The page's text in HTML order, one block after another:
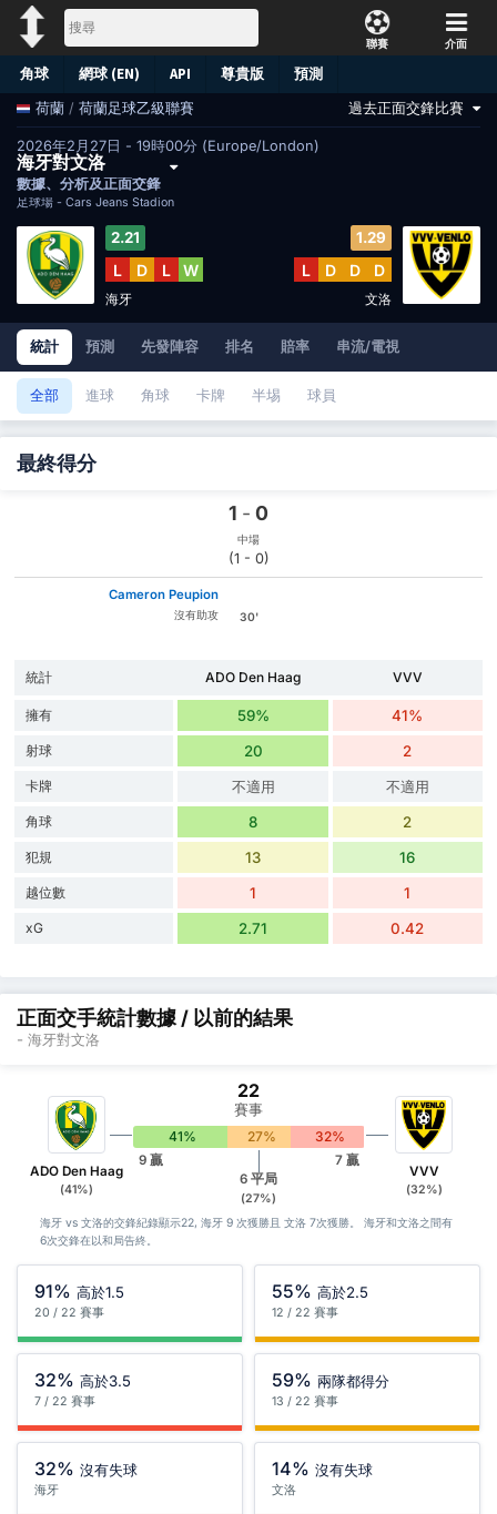
聯賽 介面
角球 網球 (EN) API 尊貴版 預測
荷蘭 / 荷蘭足球乙級聯賽 過去正面交鋒比賽
2026年2月27日 - 19時00分 (Europe/London)
海牙對文洛
數據、分析及正面交鋒
足球場 - Cars Jeans Stadion
2.21
L D L W
海牙
1.29
L D D D
文洛
統計 預測 先發陣容 排名 賠率 串流/電視
全部 進球 角球 卡牌 半埸 球員
最終得分
1 - 0
中場
(1 - 0)
Cameron Peupion
沒有助攻 30'
統計 ADO Den Haag VVV
擁有 59% 41%
射球 20 2
卡牌 不適用 不適用
角球 8 2
犯規 13 16
越位數 1 1
xG 2.71 0.42
正面交手統計數據 / 以前的結果
- 海牙對文洛
ADO Den Haag
(41%)
22
賽事
41% 27% 32%
9 贏
6 平局
(27%)
7 贏
VVV
(32%)
海牙 vs 文洛的交鋒紀錄顯示22, 海牙 9 次獲勝且 文洛 7次獲勝。 海牙和文洛之間有
6次交鋒在以和局告終。
91% 高於1.5
20 / 22 賽事
55% 高於2.5
12 / 22 賽事
32% 高於3.5
7 / 22 賽事
59% 兩隊都得分
13 / 22 賽事
32% 沒有失球
海牙
14% 沒有失球
文洛